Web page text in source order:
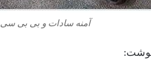
آمنه سادات و بی بی سی